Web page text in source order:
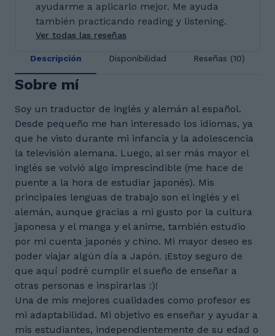
ayudarme a aplicarlo mejor. Me ayuda
también practicando reading y listening.
Ver todas las reseñas
Descripción Disponibilidad Reseñas (10)
Sobre mí
Soy un traductor de inglés y alemán al español.
Desde pequeño me han interesado los idiomas, ya
que he visto durante mi infancia y la adolescencia
la televisión alemana. Luego, al ser más mayor el
inglés se volvió algo imprescindible (me hace de
puente a la hora de estudiar japonés). Mis
principales lenguas de trabajo son el inglés y el
alemán, aunque gracias a mi gusto por la cultura
japonesa y el manga y el anime, también estudio
por mi cuenta japonés y chino. Mi mayor deseo es
poder viajar algún día a Japón. ¡Estoy seguro de
que aquí podré cumplir el sueño de enseñar a
otras personas e inspirarlas :)!
Una de mis mejores cualidades como profesor es
mi adaptabilidad. Mi objetivo es enseñar y ayudar a
mis estudiantes, independientemente de su edad o